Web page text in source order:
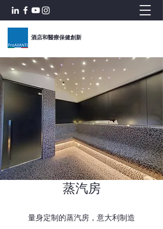
酒店和醫療保健創新
蒸汽房
量身定制的蒸汽房，意大利制造